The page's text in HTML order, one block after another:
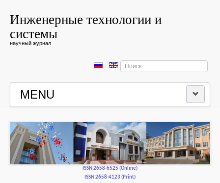
Инженерные технологии и
системы
научный журнал
Искать...
MENU
РЕДКОЛЛЕГИЯ
РЕДАКЦИОННАЯ ПОЛИТИКА И ЭТИКА
ISSN 2658-6525 (Online)
ISSN 2658-4123 (Print)